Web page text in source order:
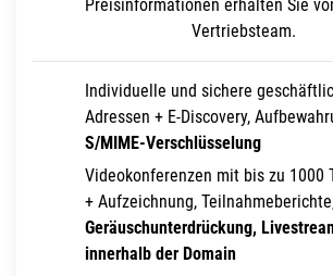
Preisinformationen erhalten Sie
Vertriebsteam.
Individuelle und sichere
Adressen + E-Discovery,
S/MIME-Verschlüsselung
Videokonferenzen mit bis zu 1000
+ Aufzeichnung,
Geräuschunterdrückung,
innerhalb der Domain